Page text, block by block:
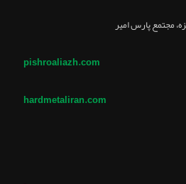
مجتمع پارس امير
pishroaliazh.com
hardmetaliran.com